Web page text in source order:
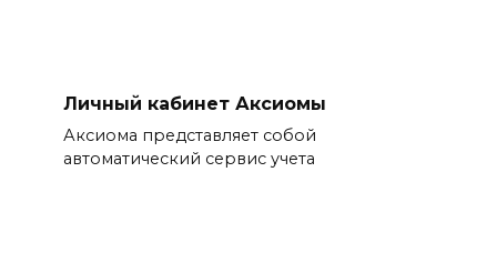
Личный кабинет Аксиомы
Аксиома представляет собой
автоматический сервис учета